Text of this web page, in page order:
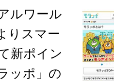
ルワール
りスマー
新ポイン
ッポ」の